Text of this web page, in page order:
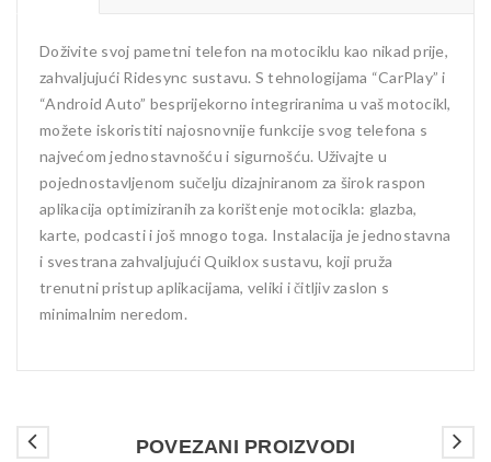
Doživite svoj pametni telefon na motociklu kao nikad prije,
zahvaljujući Ridesync sustavu. S tehnologijama “CarPlay” i
“Android Auto” besprijekorno integriranima u vaš motocikl,
možete iskoristiti najosnovnije funkcije svog telefona s
najvećom jednostavnošću i sigurnošću. Uživajte u
pojednostavljenom sučelju dizajniranom za širok raspon
aplikacija optimiziranih za korištenje motocikla: glazba,
karte, podcasti i još mnogo toga. Instalacija je jednostavna
i svestrana zahvaljujući Quiklox sustavu, koji pruža
trenutni pristup aplikacijama, veliki i čitljiv zaslon s
minimalnim neredom.
POVEZANI PROIZVODI